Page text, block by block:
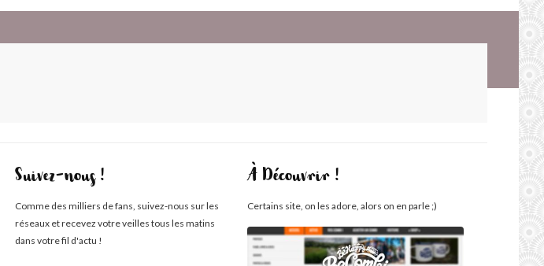
Suivez-nous !
Comme des milliers de fans, suivez-nous sur les
réseaux et recevez votre veilles tous les matins
dans votre fil d'actu !
À Découvrir !
Certains site, on les adore, alors on en parle ;)